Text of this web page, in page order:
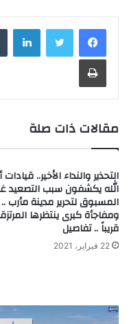
لينكدإن
مقالات ذات صلة
التحذير والنداء الأخير.. قيادات
الله يكشفون سبب التصعيد
المسبوق لتحرير مدينة مأرب ..
ومفاجأة كبرى ينتظرها
قريباً .. تفاصيل
22 فبراير، 2021